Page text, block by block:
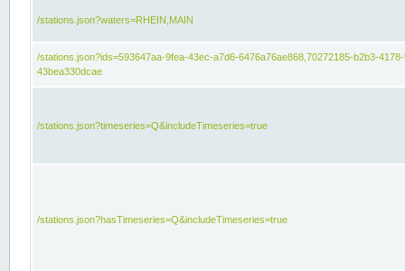
/stations.json?waters=RHEIN,MAIN
/stations.json?ids=593647aa-9fea-43ec-a7d6-6476a76ae868,70272185-b2b3-
43bea330dcae
/stations.json?timeseries=Q&includeTimeseries=true
/stations.json?hasTimeseries=Q&includeTimeseries=true